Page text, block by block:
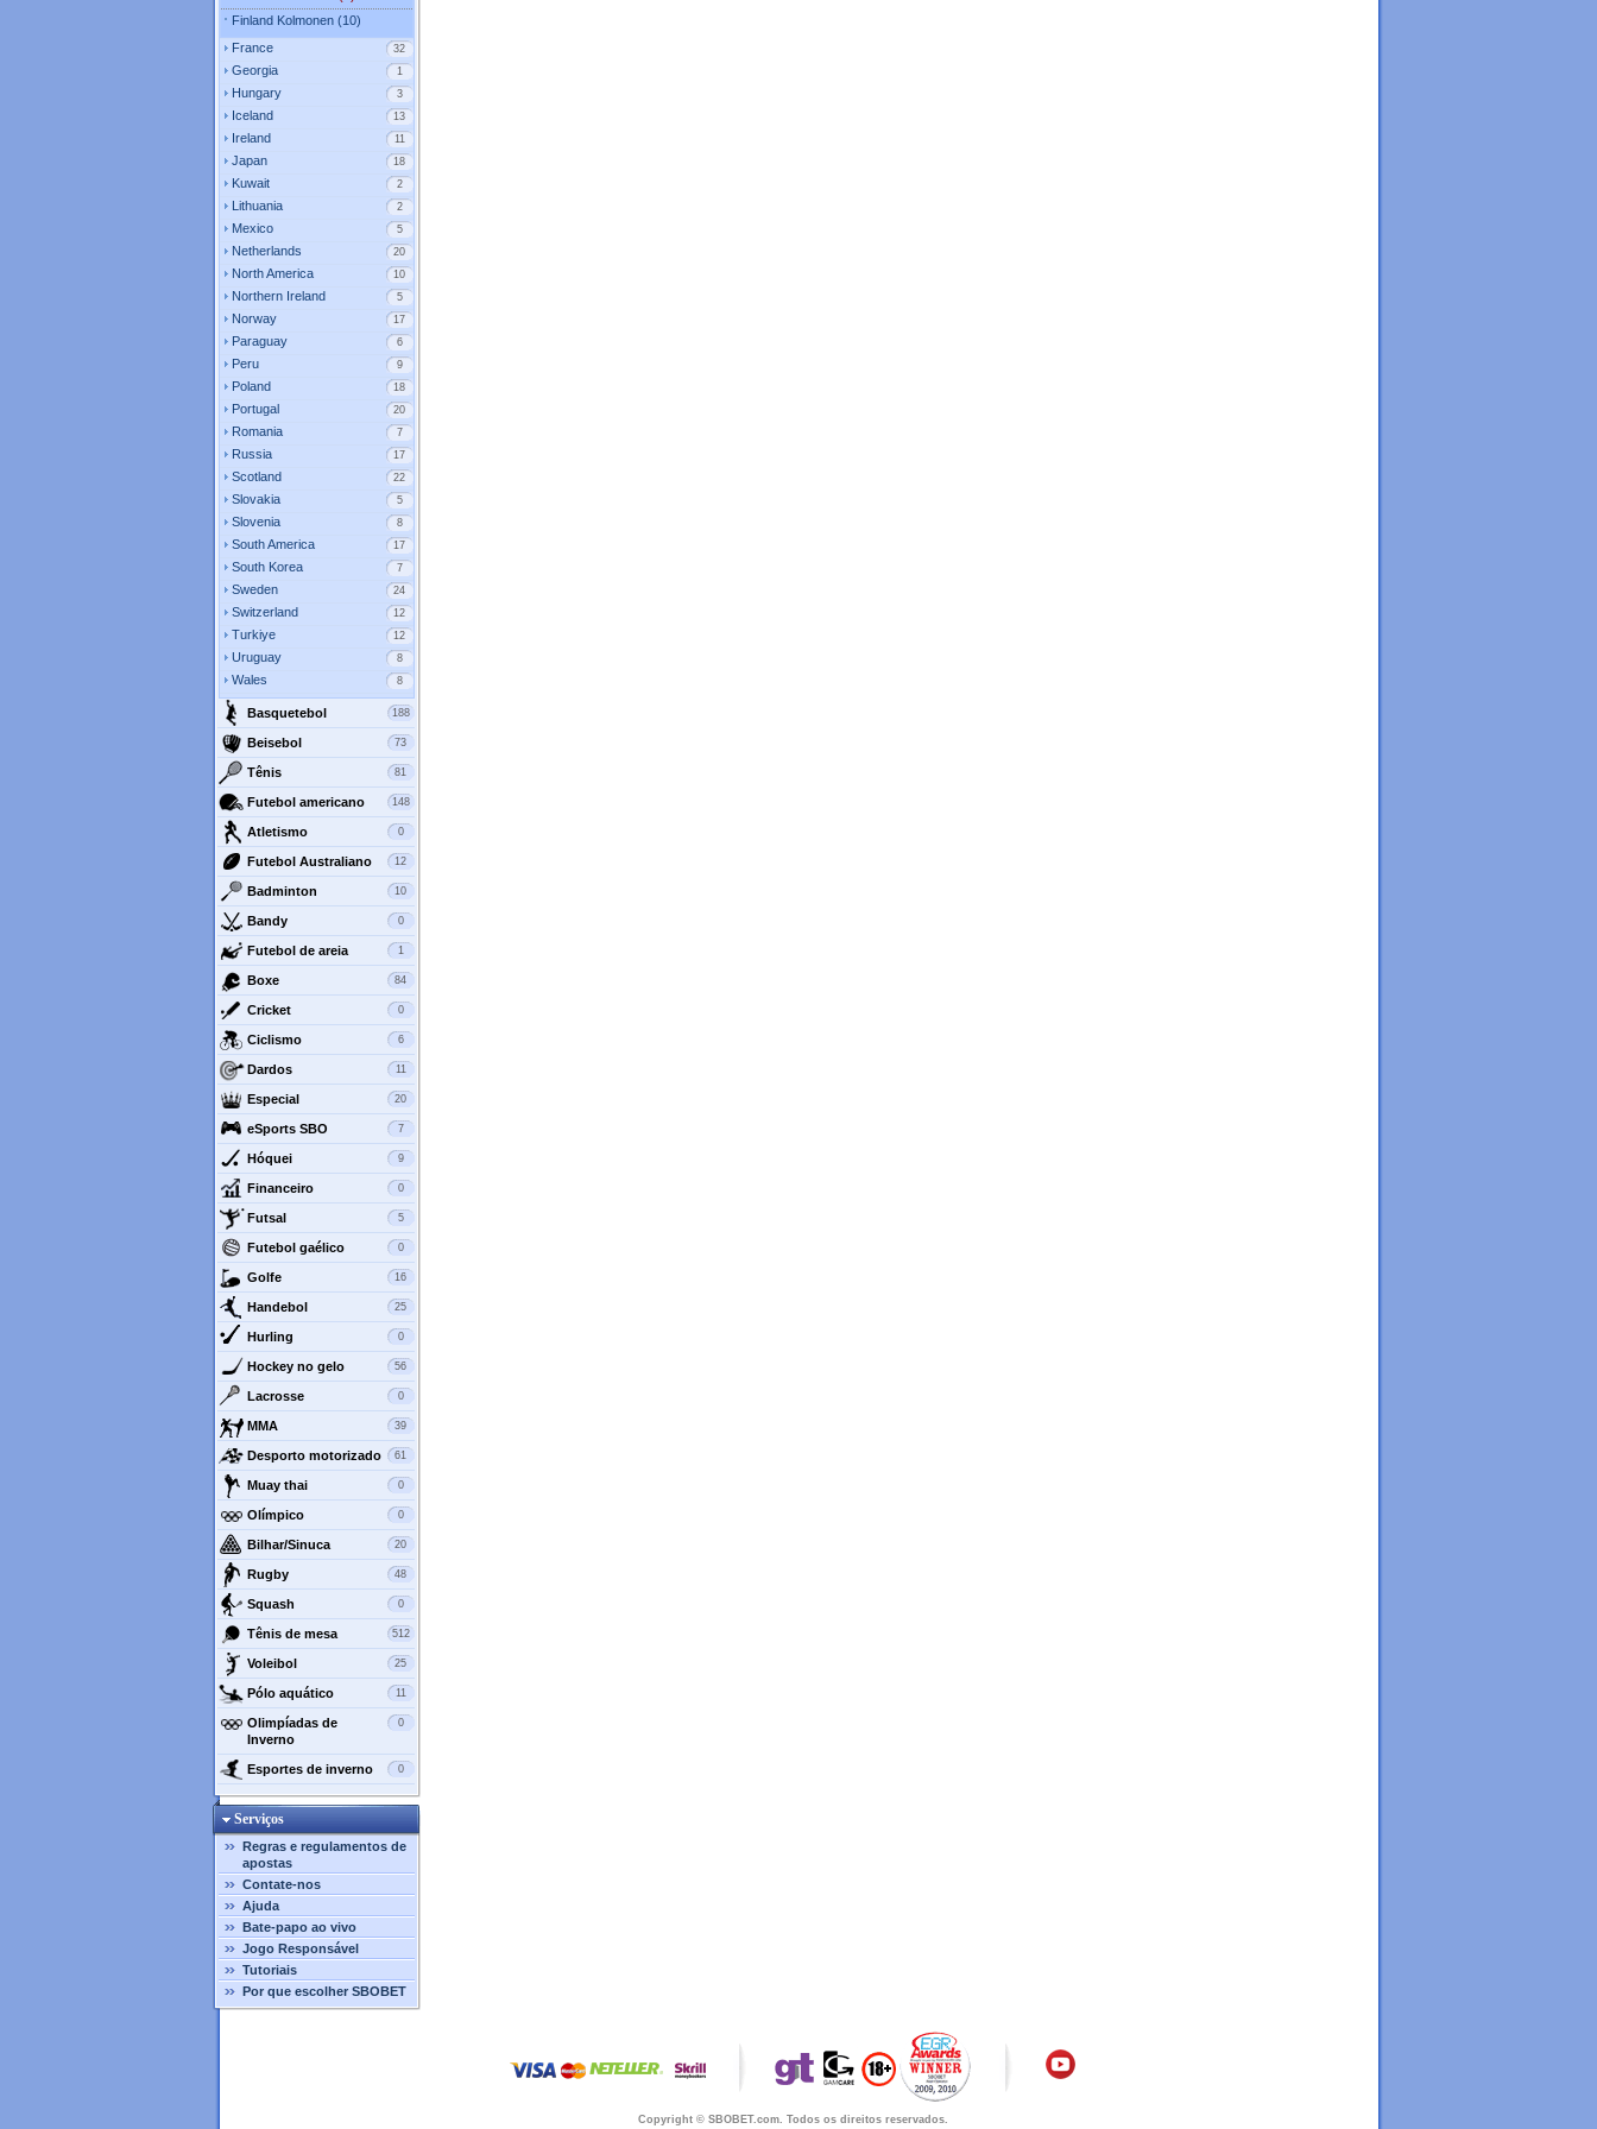
Finland Kolmonen (10)
France
32
Georgia 1
Hungary 3
Iceland 13
Ireland 11
Japan 18
Kuwait 2
Lithuania 2
Mexico 5
Netherlands 20
North America 10
Northern Ireland 5
Norway 17
Paraguay 6
Peru 9
Poland 18
Portugal 20
Romania 7
Russia 17
Scotland 22
Slovakia 5
Slovenia 8
South America 17
South Korea 7
Sweden 24
Switzerland 12
Turkiye 12
Uruguay 8
Wales 8
Basquetebol 188
Beisebol 73
Tênis 81
Futebol americano 148
Atletismo 0
Futebol Australiano 12
Badminton 10
Bandy 0
Futebol de areia 1
Boxe 84
Cricket 0
Ciclismo 6
Dardos 11
Especial 20
eSports SBO 7
Hóquei 9
Financeiro 0
Futsal 5
Futebol gaélico 0
Golfe 16
Handebol 25
Hurling 0
Hockey no gelo 56
Lacrosse 0
MMA 39
Desporto motorizado 61
Muay thai 0
Olímpico 0
Bilhar/Sinuca 20
Rugby 48
Squash 0
Tênis de mesa 512
Voleibol 25
Pólo aquático 11
Olimpíadas de
Inverno
0
Esportes de inverno 0
Serviços
Regras e regulamentos de
apostas
Contate-nos
Ajuda
Bate-papo ao vivo
Jogo Responsável
Tutoriais
Por que escolher SBOBET
Copyright © SBOBET.com. Todos os direitos reservados.